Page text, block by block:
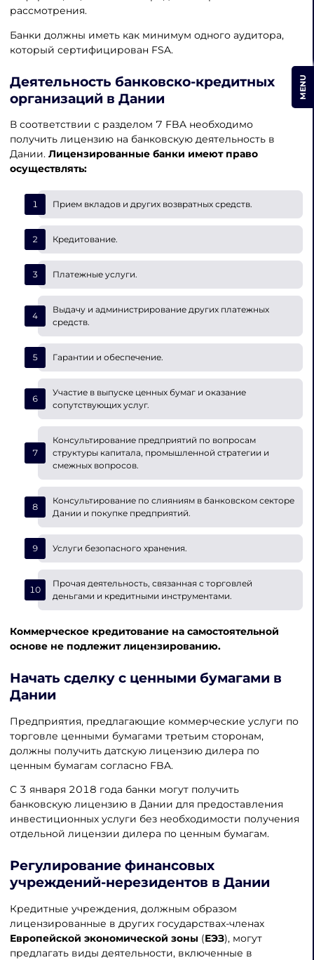
рассмотрения.
Банки должны иметь как минимум одного аудитора,
который сертифицирован FSA.
Деятельность банковско-кредитных
организаций в Дании
В соответствии с разделом 7 FBA необходимо
получить лицензию на банковскую деятельность в
Дании. Лицензированные банки имеют право
осуществлять:
Прием вкладов и других возвратных средств.
Кредитование.
Платежные услуги.
Выдачу и администрирование других платежных
средств.
Гарантии и обеспечение.
Участие в выпуске ценных бумаг и оказание
сопутствующих услуг.
Консультирование предприятий по вопросам
структуры капитала, промышленной стратегии и
смежных вопросов.
Консультирование по слияниям в банковском секторе
Дании и покупке предприятий.
Услуги безопасного хранения.
Прочая деятельность, связанная с торговлей
деньгами и кредитными инструментами.
Коммерческое кредитование на самостоятельной
основе не подлежит лицензированию.
Начать сделку с ценными бумагами в
Дании
Предприятия, предлагающие коммерческие услуги по
торговле ценными бумагами третьим сторонам,
должны получить датскую лицензию дилера по
ценным бумагам согласно FBA.
С 3 января 2018 года банки могут получить
банковскую лицензию в Дании для предоставления
инвестиционных услуги без необходимости получения
отдельной лицензии дилера по ценным бумагам.
Регулирование финансовых
учреждений-нерезидентов в Дании
Кредитные учреждения, должным образом
лицензированные в других государствах-членах
Европейской экономической зоны (ЕЭЗ), могут
предлагать виды деятельности, включенные в
MENU